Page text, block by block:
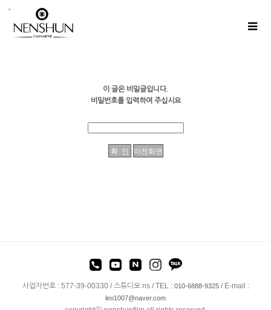
이 글은 비밀글입니다.
비밀번호를 입력하여 주십시요
사업자번호 : 577-39-00330 / 스튜디오 ns / TEL : 010-6888-9325/ E-mail :
leo1007@naver.com